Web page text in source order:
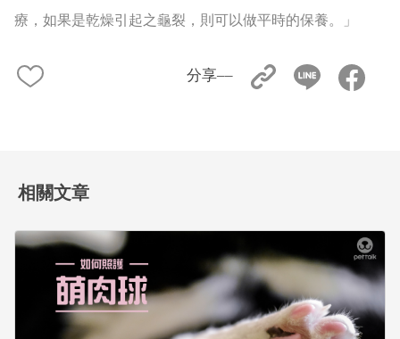
療，如果是乾燥引起之龜裂，則可以做平時的保養。」
分享––
相關文章